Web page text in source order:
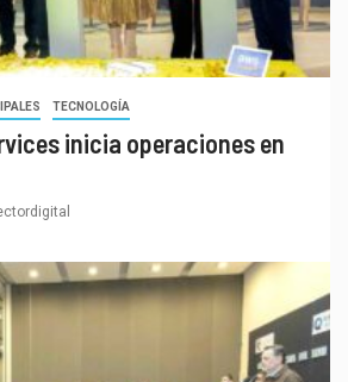
TECNOLOGÍA
inicia operaciones en